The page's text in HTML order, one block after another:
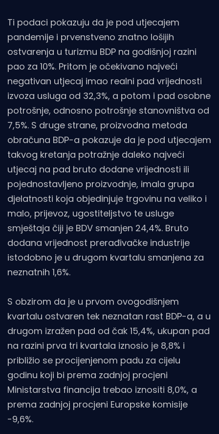
Ti podaci pokazuju da je pod utjecajem
pandemije i prvenstveno znatno lošijih
ostvarenja u turizmu BDP na godišnjoj razini
pao za 10%. Pritom je očekivano najveći
negativan utjecaj imao realni pad vrijednosti
izvoza usluga od 32,3%, a potom i pad osobne
potrošnje, odnosno potrošnje stanovništva od
7,5%. S druge strane, proizvodna metoda
obračuna BDP-a pokazuje da je pod utjecajem
takvog kretanja potražnje daleko najveći
utjecaj na pad bruto dodane vrijednosti ili
pojednostavljeno proizvodnje, imala grupa
djelatnosti koja objedinjuje trgovinu na veliko i
malo, prijevoz, ugostiteljstvo te usluge
smještaja čiji je BDV smanjen 24,4%. Bruto
dodana vrijednost prerađivačke industrije
istodobno je u drugom kvartalu smanjena za
neznatnih 1,6%.
S obzirom da je u prvom ovogodišnjem
kvartalu ostvaren tek neznatan rast BDP-a, a u
drugom izražen pad od čak 15,4%, ukupan pad
na razini prva tri kvartala iznosio je 8,8% i
približio se procijenjenom padu za cijelu
godinu koji bi prema zadnjoj procjeni
Ministarstva financija trebao iznositi 8,0%, a
prema zadnjoj procjeni Europske komisije
-9,6%.